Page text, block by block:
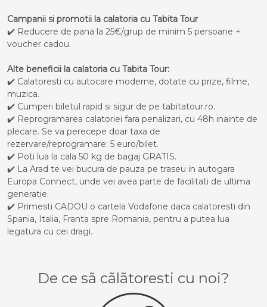
Campanii si promotii la calatoria cu Tabita Tour
✔️ Reducere de pana la 25€/grup de minim 5 persoane +
voucher cadou.
Alte beneficii la calatoria cu Tabita Tour:
✔️ Calatoresti cu autocare moderne, dotate cu prize, filme,
muzica.
✔️ Cumperi biletul rapid si sigur de pe tabitatour.ro.
✔️ Reprogramarea calatoriei fara penalizari, cu 48h inainte de
plecare. Se va perecepe doar taxa de
rezervare/reprogramare: 5 euro/bilet.
✔️ Poti lua la cala 50 kg de bagaj GRATIS.
✔️ La Arad te vei bucura de pauza pe traseu in autogara
Europa Connect, unde vei avea parte de facilitati de ultima
generatie.
✔️ Primesti CADOU o cartela Vodafone daca calatoresti din
Spania, Italia, Franta spre Romania, pentru a putea lua
legatura cu cei dragi.
De ce sã cãlãtoresti cu noi?